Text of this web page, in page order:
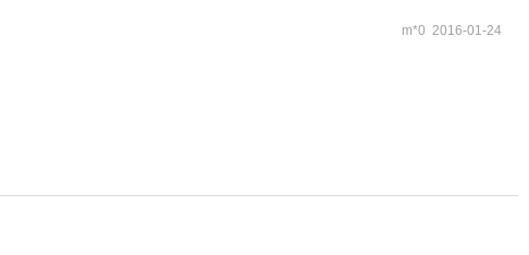
m*0 2016-01-24